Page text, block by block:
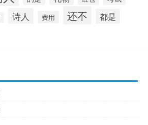
诗人 费用 还不 都是